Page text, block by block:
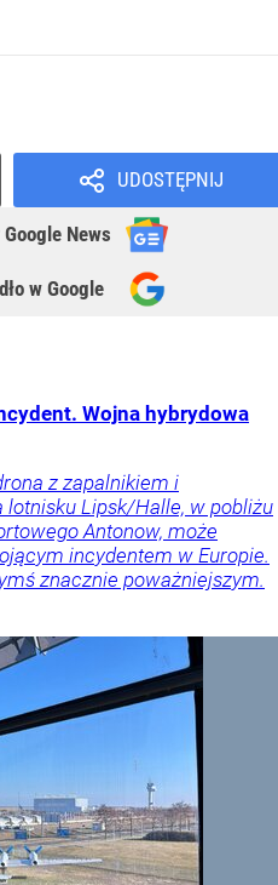
UDOSTĘPNIJ
Google News
w Google
Wojna hybrydowa
z zapalnikiem i
Lipsk/Halle, w pobliżu
Antonow, może
incydentem w Europie.
znacznie poważniejszym.